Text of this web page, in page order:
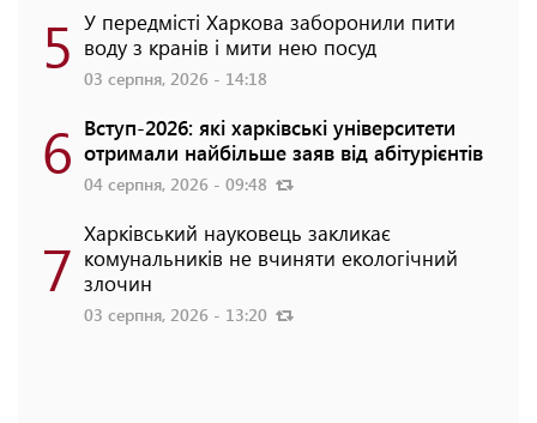
5 У передмісті Харкова заборонили пити
воду з кранів і мити нею посуд
03 серпня, 2026 - 14:18
6 Вступ-2026: які харківські університети
отримали найбільше заяв від абітурієнтів
04 серпня, 2026 - 09:48
7 Харківський науковець закликає
комунальників не вчиняти екологічний
злочин
03 серпня, 2026 - 13:20